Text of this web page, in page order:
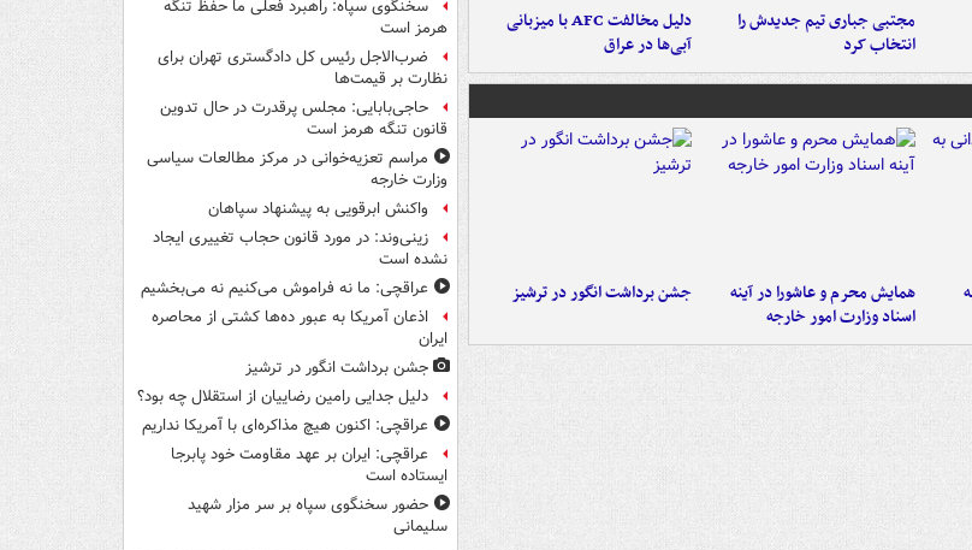
مجتبی جباری تیم جدیدش را
انتخاب کرد
دلیل مخالفت AFC با میزبانی
آبی‌ها در عراق
همایش محرم و عاشورا در آینه
اسناد وزارت امور خارجه
جشن برداشت انگور در ترشیز
سخنگوی سپاه: راهبرد فعلی ما حفظ تنگه
هرمز است
ضرب‌الاجل رئیس کل دادگستری تهران برای
نظارت بر قیمت‌ها
حاجی‌بابایی: مجلس پرقدرت در حال تدوین
قانون تنگه هرمز است
مراسم تعزیه‌خوانی در مرکز مطالعات سیاسی
وزارت خارجه
واکنش ابرقویی به پیشنهاد سپاهان
زینی‌وند: در مورد قانون حجاب تغییری ایجاد
نشده است
عراقچی: ما نه فراموش می‌کنیم نه می‌بخشیم
اذعان آمریکا به عبور ده‌ها کشتی از محاصره
ایران
جشن برداشت انگور در ترشیز
دلیل جدایی رامین رضاییان از استقلال چه بود؟
عراقچی: اکنون هیچ مذاکره‌ای با آمریکا نداریم
عراقچی: ایران بر عهد مقاومت خود پابرجا
ایستاده است
حضور سخنگوی سپاه بر سر مزار شهید
سلیمانی